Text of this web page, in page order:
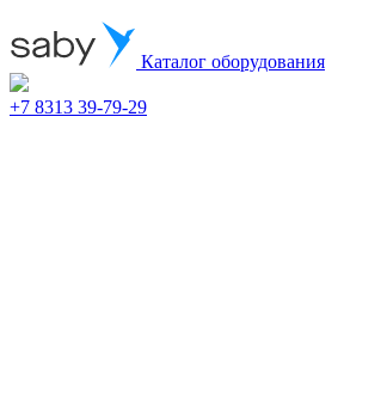
Каталог оборудования
+7 8313 39-79-29